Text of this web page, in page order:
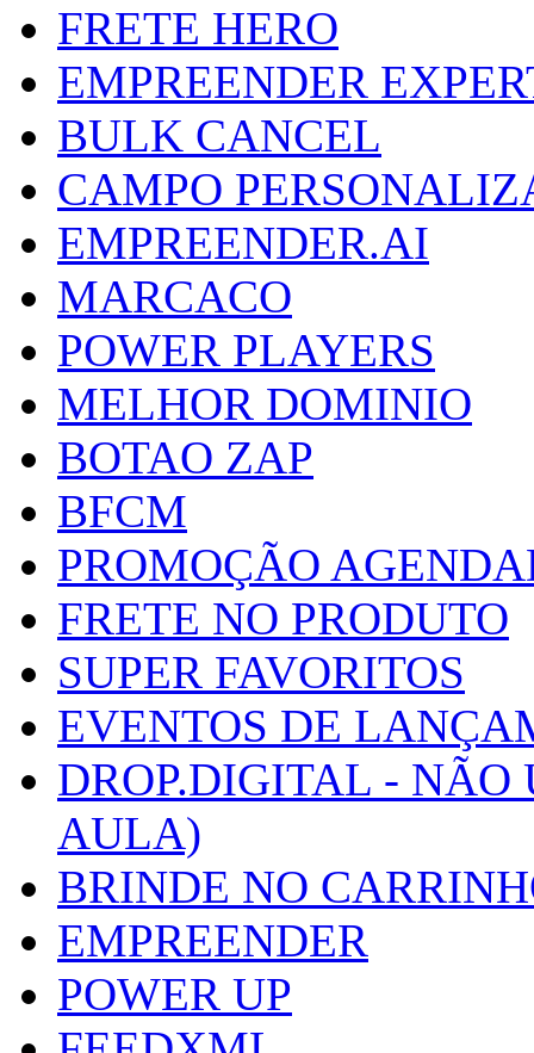
FRETE HERO
EMPREENDER
BULK CANCEL
CAMPO
EMPREENDER.AI
MARCACO
POWER PLAYERS
MELHOR DOMINIO
BOTAO ZAP
BFCM
PROMOÇÃO
FRETE NO PRODUTO
SUPER FAVORITOS
EVENTOS DE
DROP.DIGITAL - NÃO
AULA)
BRINDE NO
EMPREENDER
POWER UP